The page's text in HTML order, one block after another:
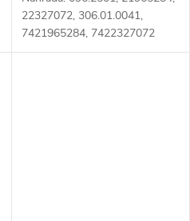
22327072, 306.01.0041,
7421965284, 7422327072
Číslo karty: 105936